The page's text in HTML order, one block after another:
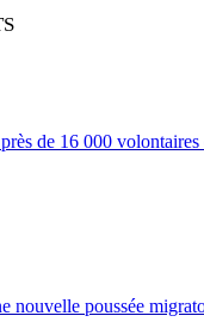
de 16 000 volontaires
nouvelle poussée